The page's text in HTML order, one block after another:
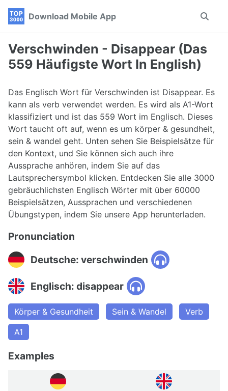
Skip
navigation
Skip
Skip
Download Mobile App
Toggle
Verschwinden - Disappear (Das
559 Häufigste Wort In English)
Das Englisch Wort für Verschwinden ist Disappear. Es
kann als verb verwendet werden. Es wird als A1-Wort
klassifiziert und ist das 559 Wort im Englisch. Dieses
Wort taucht oft auf, wenn es um körper & gesundheit,
sein & wandel geht. Unten sehen Sie Beispielsätze für
den Kontext, und Sie können sich auch ihre
Aussprache anhören, indem Sie auf das
Lautsprechersymbol klicken. Entdecken Sie alle 3000
gebräuchlichsten Englisch Wörter mit über 60000
Beispielsätzen, Aussprachen und verschiedenen
Übungstypen, indem Sie unsere App herunterladen.
Pronunciation
Deutsche: verschwinden
Englisch: disappear
Körper & Gesundheit Sein & Wandel
Verb
A1
Examples